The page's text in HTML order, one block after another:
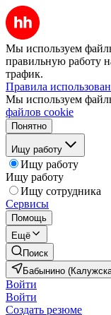
Мы используем
правильную работу
трафик.
Правила
Мы используем
файлов cookie
Понятно
Ищу работу
Ищу работу
Ищу работу
Ищу сотрудника
Сервисы
Помощь
Ещё
Поиск
Бабынино
Войти
Войти
Создать резюме